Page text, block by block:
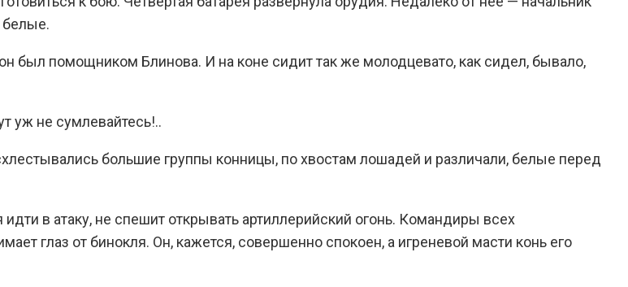
белые.
помощником Блинова. И на коне сидит так же молодцевато, как сидел, бывало,
уж не сумлевайтесь!..
большие группы конницы, по хвостам лошадей и различали, белые перед
в атаку, не спешит открывать артиллерийский огонь. Командиры всех
глаз от бинокля. Он, кажется, совершенно спокоен, а игреневой масти конь его